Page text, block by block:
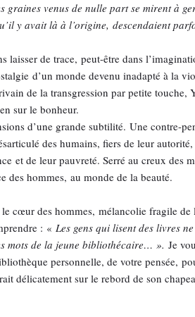
venus de nulle part se mirent à
y avait là à l’origine, descendaient
laisser de trace, peut-être dans
d’un monde devenu inadapté à la
de la transgression par petite
sur le bonheur.
d’une grande subtilité. Une contre-
des humains, fiers de leur
et de leur pauvreté. Serré au creux des
des hommes, au monde de la beauté.
cœur des hommes, mélancolie fragile
: «Les gens qui lisent des livres
mots de la jeune bibliothécaire… ».Je
personnelle, de votre pensée,
délicatement sur le rebord de son